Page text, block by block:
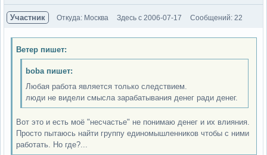
Участник Откуда: Москва Здесь с 2006-07-17 Сообщений: 22
Ветер пишет:
boba пишет:
Любая работа является только следствием.
люди не видели смысла зарабатывания денег ради денег.
Вот это и есть моё "несчастье" не понимаю денег и их влияния.
Просто пытаюсь найти группу единомышленников чтобы с ними
работать. Но где?...